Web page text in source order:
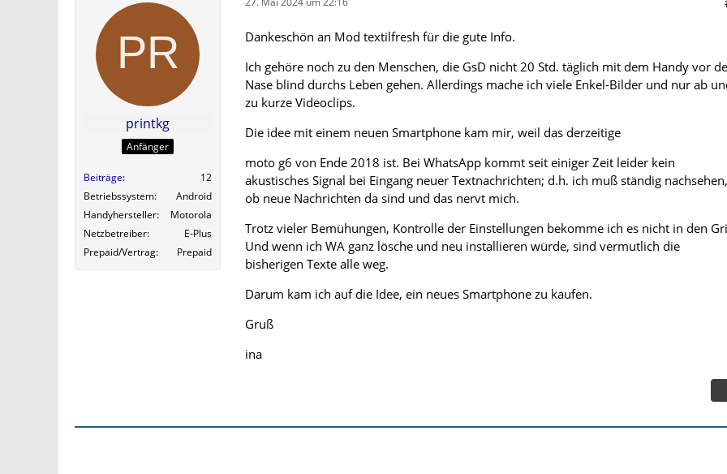
printkg
Anfänger
Beiträge
12
Betriebssystem
Android
Handyhersteller
Motorola
Netzbetreiber
E-Plus
Prepaid/Vertrag
Prepaid
Dankeschön an Mod textilfresh für die gute Info.
Ich gehöre noch zu den Menschen, die GsD nicht 20 Std. täglich mit dem Handy vor
Nase blind durchs Leben gehen. Allerdings mache ich viele Enkel-Bilder und nur ab
zu kurze Videoclips.
Die idee mit einem neuen Smartphone kam mir, weil das derzeitige
moto g6 von Ende 2018 ist. Bei WhatsApp kommt seit einiger Zeit leider kein
akustisches Signal bei Eingang neuer Textnachrichten; d.h. ich muß ständig nachsehen,
ob neue Nachrichten da sind und das nervt mich.
Trotz vieler Bemühungen, Kontrolle der Einstellungen bekomme ich es nicht in den
Und wenn ich WA ganz lösche und neu installieren würde, sind vermutlich die
bisherigen Texte alle weg.
Darum kam ich auf die Idee, ein neues Smartphone zu kaufen.
Gruß
ina